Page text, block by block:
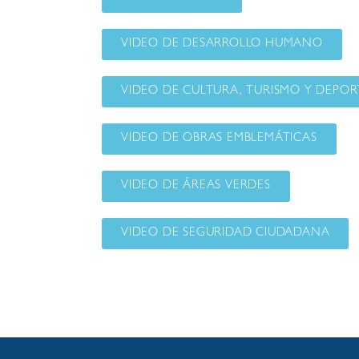
VIDEO DE DESARROLLO HUMANO
VIDEO DE CULTURA, TURISMO Y
VIDEO DE OBRAS EMBLEMÁTICAS
VIDEO DE ÁREAS VERDES
VIDEO DE SEGURIDAD CIUDADANA